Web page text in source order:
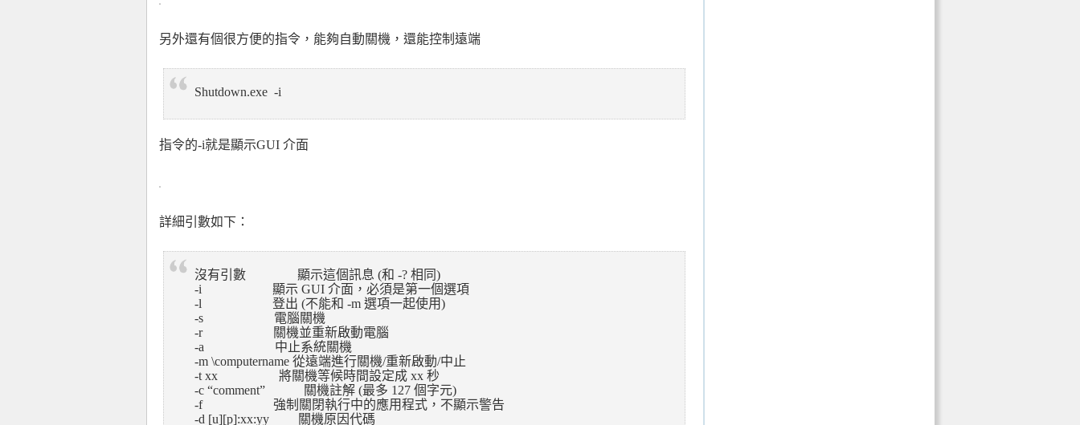
另外還有個很方便的指令，能夠自動關機，還能控制遠端
Shutdown.exe -i
指令的-i就是顯示GUI 介面
詳細引數如下：
沒有引數 顯示這個訊息 (和 -? 相同)
-i 顯示 GUI 介面，必須是第一個選項
-l 登出 (不能和 -m 選項一起使用)
-s 電腦關機
-r 關機並重新啟動電腦
-a 中止系統關機
-m \computername 從遠端進行關機/重新啟動/中止
-t xx 將關機等候時間設定成 xx 秒
-c “comment” 關機註解 (最多 127 個字元)
-f 強制關閉執行中的應用程式，不顯示警告
-d [u][p]:xx:yy 關機原因代碼